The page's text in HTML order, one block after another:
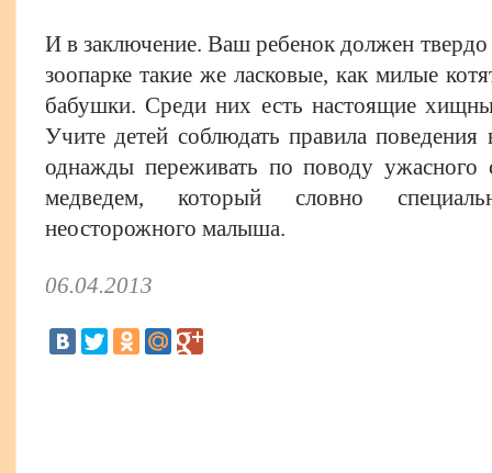
И в заключение. Ваш ребенок должен
зоопарке такие же ласковые, как милые
бабушки. Среди них есть настоящие
Учите детей соблюдать правила
однажды переживать по поводу ужасного
медведем, который словно
неосторожного малыша.
06.04.2013